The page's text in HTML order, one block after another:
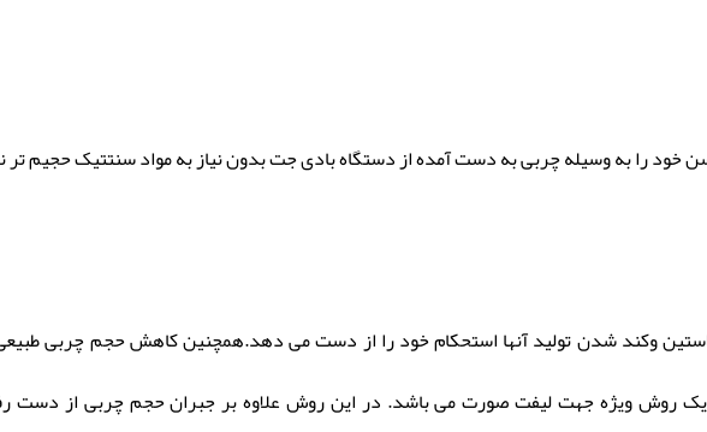
خود را به وسیله چربی به دست آمده از دستگاه بادی جت بدون نیاز به مواد سنتتیک حجیم تر
وکند شدن تولید آنها استحکام خود را از دست می دهد.همچنین کاهش حجم چربی
روش ویژه جهت لیفت صورت می باشد. در این روش علاوه بر جبران حجم چربی از دست